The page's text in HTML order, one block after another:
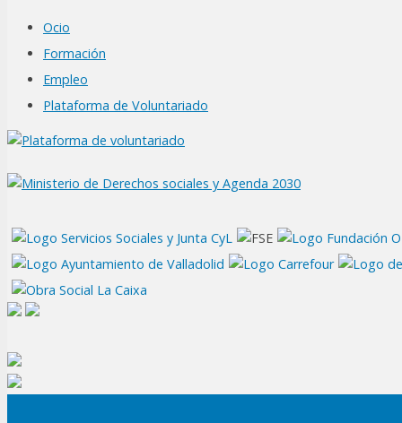
Ocio
Formación
Empleo
Plataforma de Voluntariado